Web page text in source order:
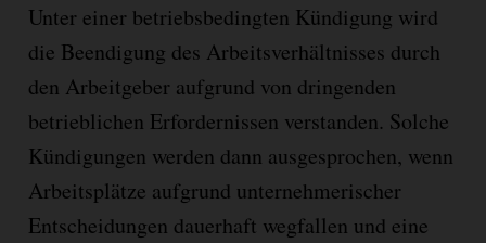
Unter einer betriebsbedingten Kündigung wird
die Beendigung des Arbeitsverhältnisses durch
den Arbeitgeber aufgrund von dringenden
betrieblichen Erfordernissen verstanden. Solche
Kündigungen werden dann ausgesprochen, wenn
Arbeitsplätze aufgrund unternehmerischer
Entscheidungen dauerhaft wegfallen und eine